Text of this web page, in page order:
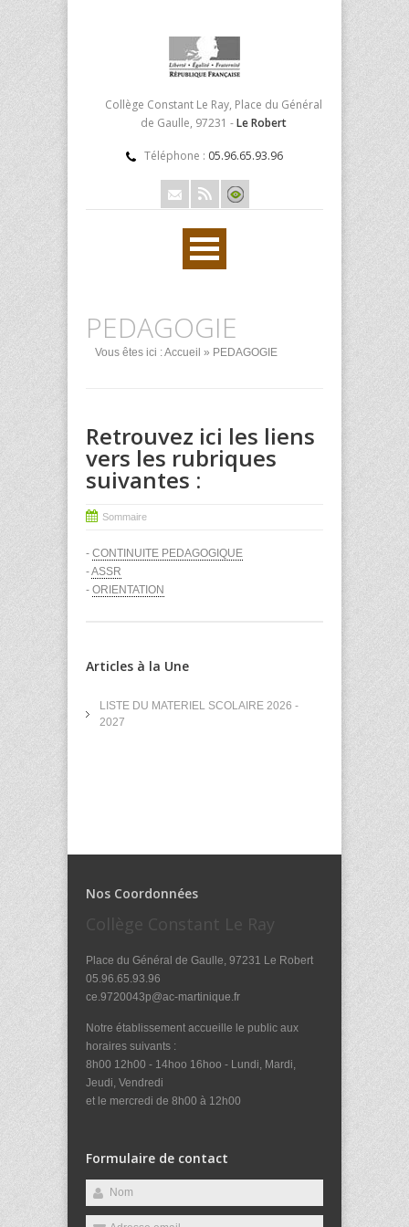
Collège Constant Le Ray, Place du Général
de Gaulle, 97231 -Le Robert
Téléphone : 05.96.65.93.96
PEDAGOGIE
Vous êtes ici :Accueil » PEDAGOGIE
Retrouvez ici les liens
vers les rubriques
suivantes :
Sommaire
- CONTINUITE PEDAGOGIQUE
-ASSR
- ORIENTATION
Articles à la Une
LISTE DU MATERIEL SCOLAIRE 2026 -
2027
Nos Coordonnées
Collège Constant Le Ray
Place du Général de Gaulle, 97231 Le Robert
05.96.65.93.96
ce.9720043p@ac-martinique.fr
Notre établissement accueille le public aux
horaires suivants :
8h00 12h00 - 14hoo 16hoo - Lundi, Mardi,
Jeudi, Vendredi
et le mercredi de 8h00 à 12h00
Formulaire de contact